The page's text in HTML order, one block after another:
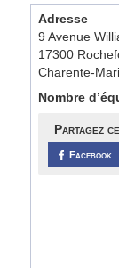
Adresse
9 Avenue
17300
Charente-
Nombre
Partagez
Facebook